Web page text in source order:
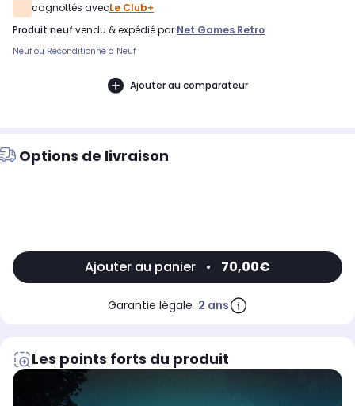
cagnottés avecLe Club+
produit neuf vendu & expédié par Net Games Retro
Neuf ou Reconditionné à Neuf
Ajouter au comparateur
Options de livraison
Ajouter au panier • 70,00€
Garantie légale :2 ans
Les points forts du produit